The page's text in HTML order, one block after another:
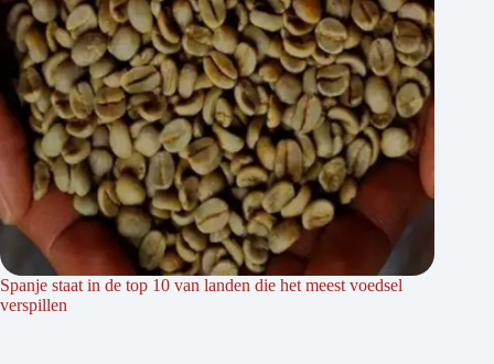
Spanje staat in de top 10 van landen die het meest voedsel
verspillen